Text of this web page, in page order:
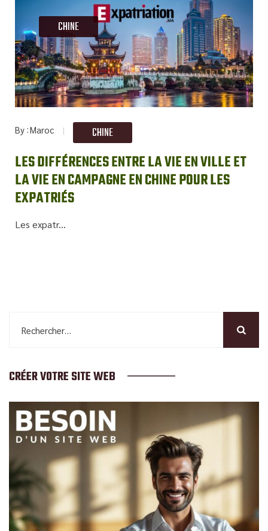
CHINE
By Maroc CHINE
LES DIFFÉRENCES ENTRE LA VIE EN VILLE ET
LA VIE EN CAMPAGNE EN CHINE POUR LES
EXPATRIÉS
Les expatr...
CRÉER VOTRE SITE WEB